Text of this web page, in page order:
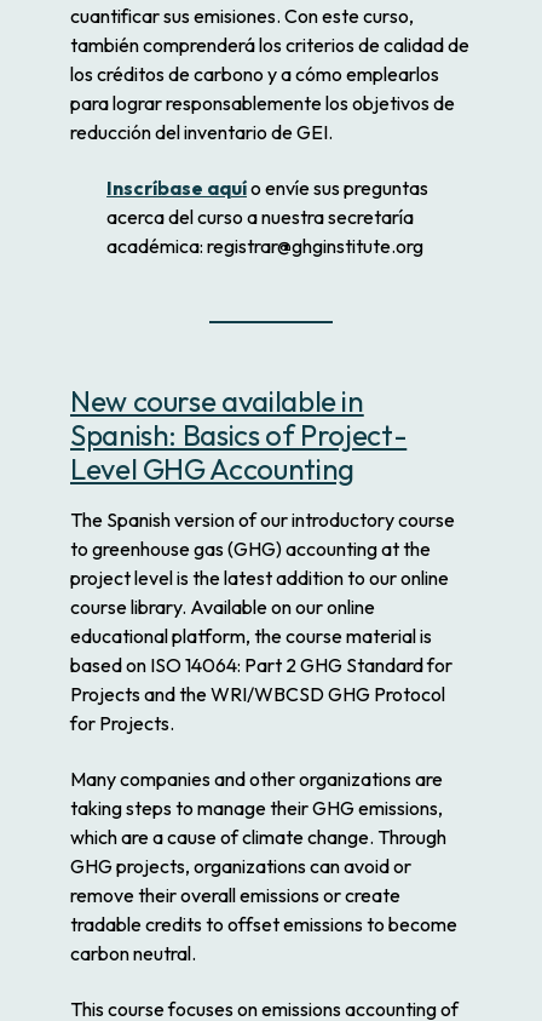
cuantificar sus emisiones. Con este curso,
también comprenderá los criterios de calidad de
los créditos de carbono y a cómo emplearlos
para lograr responsablemente los objetivos de
reducción del inventario de GEI.
Inscríbase aquío envíe sus preguntas
acerca del curso a nuestra secretaría
académica: registrar@ghginstitute.org
New course available in
Spanish: Basics of Project-
Level GHG Accounting
The Spanish version of our introductory course
to greenhouse gas (GHG) accounting at the
project level is the latest addition to our online
course library. Available on our online
educational platform, the course material is
based on ISO 14064: Part 2 GHG Standard for
Projects and the WRI/WBCSD GHG Protocol
for Projects.
Many companies and other organizations are
taking steps to manage their GHG emissions,
which are a cause of climate change. Through
GHG projects, organizations can avoid or
remove their overall emissions or create
tradable credits to offset emissions to become
carbon neutral.
This course focuses on emissions accounting of